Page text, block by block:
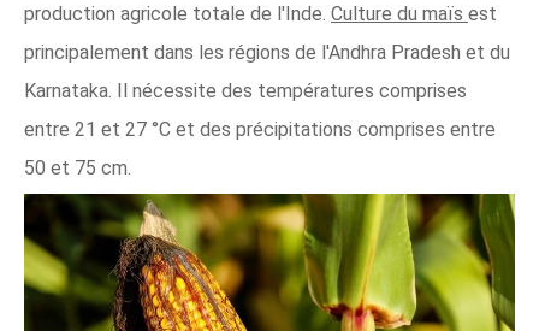
production agricole totale de l'Inde. Culture du maïs est
principalement dans les régions de l'Andhra Pradesh et du
Karnataka. Il nécessite des températures comprises
entre 21 et 27 °C et des précipitations comprises entre
50 et 75 cm.